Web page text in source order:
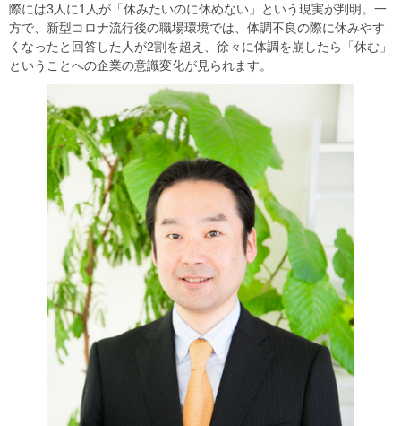
際には3人に1人が「休みたいのに休めない」という現実が判明。一
方で、新型コロナ流行後の職場環境では、体調不良の際に休みやす
くなったと回答した人が2割を超え、徐々に体調を崩したら「休む」
ということへの企業の意識変化が見られます。